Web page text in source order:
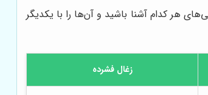
هر کدام آشنا باشید و آن‌ها را با یکدیگر
زغال فشرده